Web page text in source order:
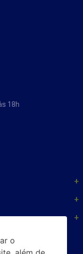
18h
+
+
+
o